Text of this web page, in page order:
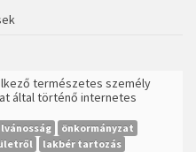
természetes személy
által történő internetes
önkormányzat
lakbér tartozás